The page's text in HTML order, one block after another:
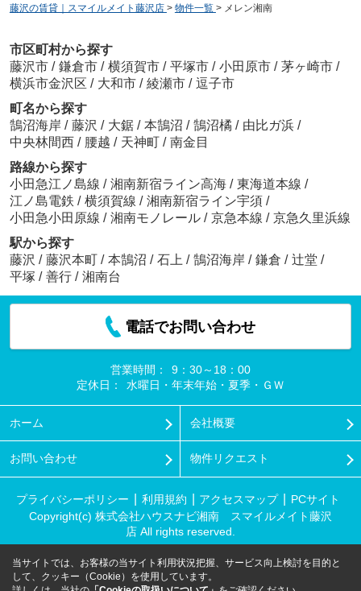
藤沢の賃貸｜スマイルメイト藤沢店 > 物件一覧 > メレン湘南
市区町村から探す
藤沢市 / 鎌倉市 / 横須賀市 / 平塚市 / 小田原市 / 茅ヶ崎市 /
横浜市金沢区 / 大和市 / 綾瀬市 / 逗子市
町名から探す
鵠沼海岸 / 藤沢 / 大鋸 / 本鵠沼 / 鵠沼橘 / 由比ガ浜 /
中央林間西 / 腰越 / 天神町 / 南金目
路線から探す
小田急江ノ島線 / 湘南新宿ライン高海 / 東海道本線 /
江ノ島電鉄 / 横須賀線 / 湘南新宿ライン宇須 /
小田急小田原線 / 湘南モノレール / 京急本線 / 京急久里浜線
駅から探す
藤沢 / 藤沢本町 / 本鵠沼 / 石上 / 鵠沼海岸 / 鎌倉 / 辻堂 /
平塚 / 善行 / 湘南台
電話でお問い合わせ
営業時間：
9：30～18：00
定休日：
水曜日・年末年始・夏季・ＧＷ
ホーム 会社概要
お問い合わせ 物件リクエスト
プライバシーポリシー 利用規約 アクセスマップ
PCサイト
Copyright(c) 株式会社ハウスナビ湘南 スマイルメイト藤沢
店 All rights reserved.
当サイトでは、お客様の当サイト利用状況把握、サービス向上検討を目的と
して、クッキー（Cookie）を使用しています。